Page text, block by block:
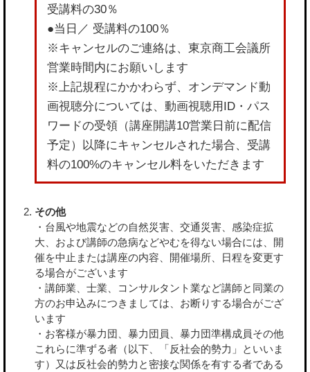
受講料の30％
●当日／ 受講料の100％
※キャンセルのご連絡は、東京商工会議所
営業時間内にお願いします
※上記規程にかかわらず、オンデマンド動
画視聴分については、動画視聴用ID・パス
ワードの受領（講座開講10営業日前に配信
予定）以降にキャンセルされた場合、受講
料の100%のキャンセル料をいただきます
その他
・台風や地震などの自然災害、交通災害、感染症拡
大、および講師の急病などやむを得ない場合には、開
催を中止または講座の内容、開催場所、日程を変更す
る場合がございます
・講師業、士業、コンサルタント業など講師と同業の
方のお申込みにつきましては、お断りする場合がござ
います
・お客様が暴力団、暴力団員、暴力団準構成員その他
これらに準ずる者（以下、「反社会的勢力」といいま
す）又は反社会的勢力と密接な関係を有する者である